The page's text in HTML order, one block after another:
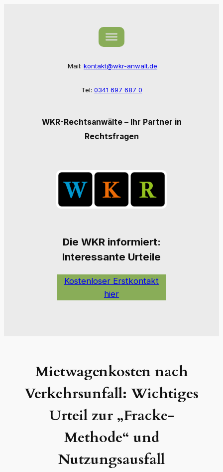
Mail: kontakt@wkr-anwalt.de
Tel: 0341 697 687 0
WKR-Rechtsanwälte – Ihr Partner in
Rechtsfragen
Die WKR informiert:
Interessante Urteile
Kostenloser Erstkontakt
hier
Mietwagenkosten nach
Verkehrsunfall: Wichtiges
Urteil zur „Fracke-
Methode“ und
Nutzungsausfall